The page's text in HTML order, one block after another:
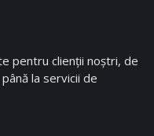
pentru clienții noștri, de
la servicii de